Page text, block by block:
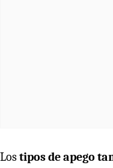
Lostipos de apego